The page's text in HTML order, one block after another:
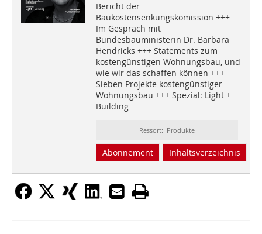
Bericht der
Baukostensenkungskomission +++
Im Gespräch mit
Bundesbauministerin Dr. Barbara
Hendricks +++ Statements zum
kostengünstigen Wohnungsbau, und
wie wir das schaffen können +++
Sieben Projekte kostengünstiger
Wohnungsbau +++ Spezial: Light +
Building
Ressort: Produkte
Abonnement Inhaltsverzeichnis